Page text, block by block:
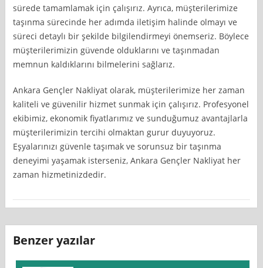
sürede tamamlamak için çalışırız. Ayrıca, müşterilerimize
taşınma sürecinde her adımda iletişim halinde olmayı ve
süreci detaylı bir şekilde bilgilendirmeyi önemseriz. Böylece
müşterilerimizin güvende olduklarını ve taşınmadan
memnun kaldıklarını bilmelerini sağlarız.
Ankara Gençler Nakliyat olarak, müşterilerimize her zaman
kaliteli ve güvenilir hizmet sunmak için çalışırız. Profesyonel
ekibimiz, ekonomik fiyatlarımız ve sunduğumuz avantajlarla
müşterilerimizin tercihi olmaktan gurur duyuyoruz.
Eşyalarınızı güvenle taşımak ve sorunsuz bir taşınma
deneyimi yaşamak isterseniz, Ankara Gençler Nakliyat her
zaman hizmetinizdedir.
Benzer yazılar